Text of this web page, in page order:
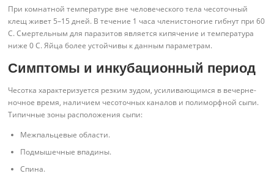
При комнатной температуре вне человеческого тела чесоточный
клещ живет 5–15 дней. В течение 1 часа членистоногие гибнут при 60
С. Смертельным для паразитов является кипячение и температура
ниже 0 С. Яйца более устойчивы к данным параметрам.
Симптомы и инкубационный период
Чесотка характеризуется резким зудом, усиливающимся в вечерне-
ночное время, наличием чесоточных каналов и полиморфной сыпи.
Типичные зоны расположения сыпи:
Межпальцевые области.
Подмышечные впадины.
Спина.